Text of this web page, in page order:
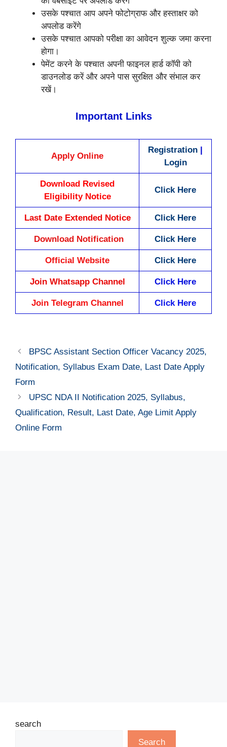
उसके पश्चात आप अपने फोटोग्राफ और हस्ताक्षर को
अपलोड करेंगे
उसके पश्चात आपको परीक्षा का आवेदन शुल्क जमा करना
होगा।
पेमेंट करने के पश्चात अपनी फाइनल हार्ड कॉपी को
डाउनलोड करें और अपने पास सुरक्षित और संभाल कर
रखें।
Important Links
Apply Online
Registration
Login
Download Revised
Eligibility Notice
Click Here
Last Date Extended Notice Click Here
Download Notification Click Here
Official Website Click Here
Join Whatsapp Channel Click Here
Join Telegram Channel Click Here
BPSC Assistant Section Officer Vacancy 2025,
Notification, Syllabus Exam Date, Last Date Apply
Form
UPSC NDA II Notification 2025, Syllabus,
Qualification, Result, Last Date, Age Limit Apply
Online Form
search
Search